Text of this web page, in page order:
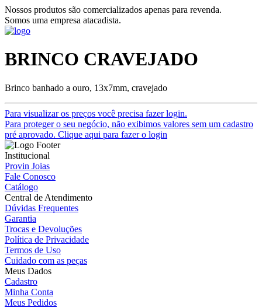
Nossos produtos são comercializados apenas para revenda.
Somos uma empresa atacadista.
BRINCO CRAVEJADO
Brinco banhado a ouro, 13x7mm, cravejado
Para visualizar os preços você precisa fazer login.
Para proteger o seu negócio, não exibimos valores sem um cadastro
pré aprovado. Clique aqui para fazer o login
Institucional
Provin Joias
Fale Conosco
Catálogo
Central de Atendimento
Dúvidas Frequentes
Garantia
Trocas e Devoluções
Política de Privacidade
Termos de Uso
Cuidado com as peças
Meus Dados
Cadastro
Minha Conta
Meus Pedidos